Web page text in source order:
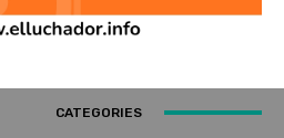
CATEGORIES